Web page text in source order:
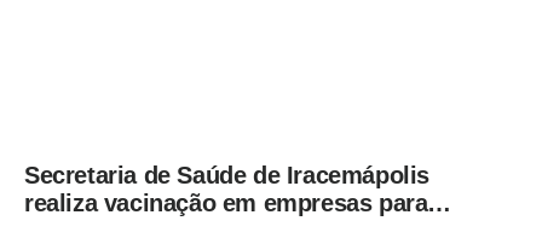
Secretaria de Saúde de Iracemápolis
realiza vacinação em empresas para